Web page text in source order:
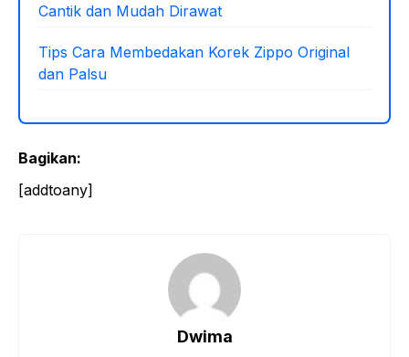
Cantik dan Mudah Dirawat
Tips Cara Membedakan Korek Zippo Original
dan Palsu
Bagikan:
[addtoany]
Dwima